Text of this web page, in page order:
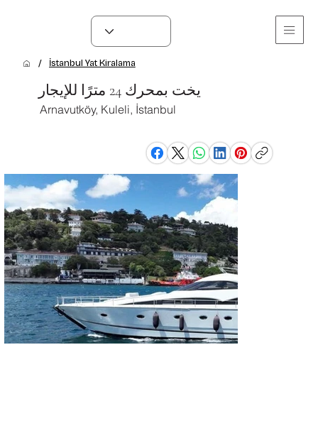
/ İstanbul Yat Kiralama
يخت بمحرك 24 مترًا للإيجار
Arnavutköy, Kuleli, İstanbul